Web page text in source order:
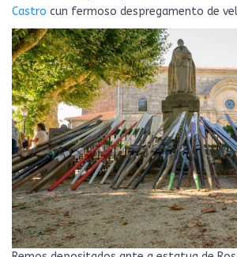
Castro cun fermoso despregamento de